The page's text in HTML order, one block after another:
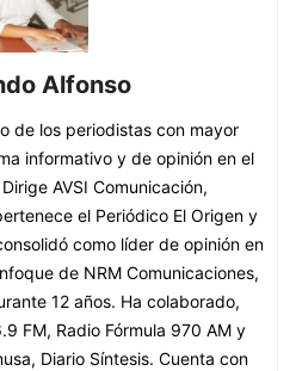
Alfonso
de los periodistas con mayor
informativo y de opinión en el
AVSI Comunicación,
el Periódico El Origen y
como líder de opinión en
de NRM Comunicaciones,
12 años. Ha colaborado,
FM, Radio Fórmula 970 AM y
Diario Síntesis. Cuenta con